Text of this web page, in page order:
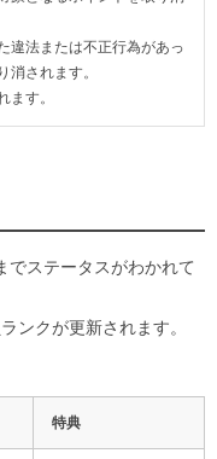
違法または不正行為があっ
されます。
す。
でステータスがわかれて
ンクが更新されます。
特典